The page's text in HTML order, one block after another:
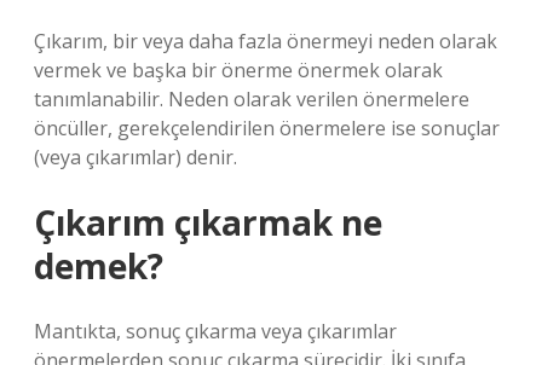
Çıkarım, bir veya daha fazla önermeyi neden olarak
vermek ve başka bir önerme önermek olarak
tanımlanabilir. Neden olarak verilen önermelere
öncüller, gerekçelendirilen önermelere ise sonuçlar
(veya çıkarımlar) denir.
Çıkarım çıkarmak ne
demek?
Mantıkta, sonuç çıkarma veya çıkarımlar